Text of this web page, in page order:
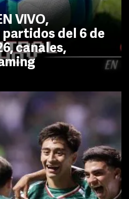
VIVO,
del 6 de
canales,